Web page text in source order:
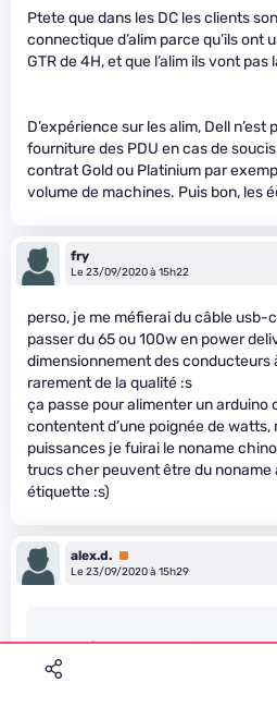
Ptete que dans les DC les clients
connectique d’alim parce qu’ils ont
GTR de 4H, et que l’alim ils vont
D’expérience sur les alim, Dell
fourniture des PDU en cas de
contrat Gold ou Platinium par
volume de machines. Puis bon, les
fry
Le 23/09/2020 à 15h22
perso, je me méfierai du câble usb-
passer du 65 ou 100w en power
dimensionnement des conducteurs
rarement de la qualité :s
ça passe pour alimenter un arduino
contentent d’une poignée de watts,
puissances je fuirai le noname
trucs cher peuvent être du noname
étiquette :s)
alex.d. Premium
Le 23/09/2020 à 15h29
the_Grim_Reapera dit:
Bah en dehors du fait que ça ne